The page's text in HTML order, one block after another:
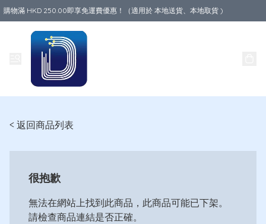
購物滿 HKD 250.00即享免運費優惠！（適用於 本地送貨、本地取貨 )
< 返回商品列表
很抱歉
無法在網站上找到此商品，此商品可能已下架。
請檢查商品連結是否正確。